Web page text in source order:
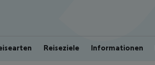
Reiseziele Informationen